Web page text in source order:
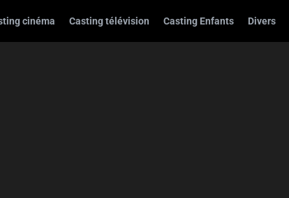
cinéma Casting télévision Casting Enfants Divers